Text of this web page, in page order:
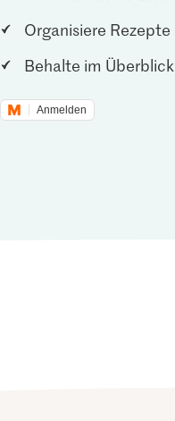
Organisiere
Behalte im
Anmelden